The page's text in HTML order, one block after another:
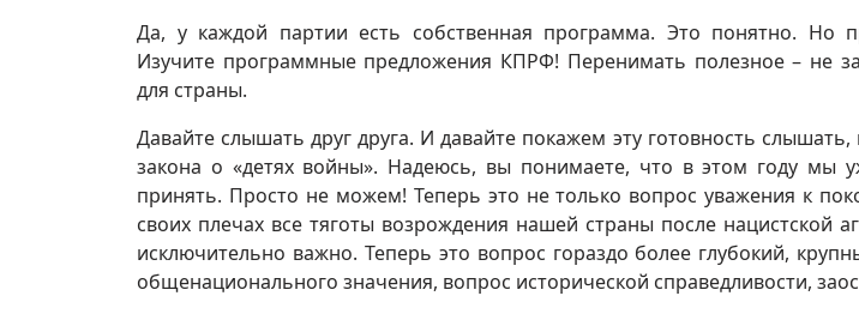
Да, у каждой партии есть собственная программа. Это понятно. Но
Изучите программные предложения КПРФ! Перенимать полезное – не
для страны.
Давайте слышать друг друга. И давайте покажем эту готовность слышать,
закона о «детях войны». Надеюсь, вы понимаете, что в этом году мы
принять. Просто не можем! Теперь это не только вопрос уважения к
своих плечах все тяготы возрождения нашей страны после нацистской
исключительно важно. Теперь это вопрос гораздо более глубокий,
общенационального значения, вопрос исторической справедливости,